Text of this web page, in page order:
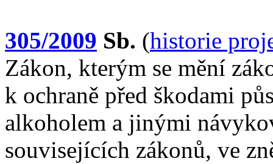
305/2009 Sb. (historie
Zákon, kterým se mění
k ochraně před škodami
alkoholem a jinými
souvisejících zákonů, ve